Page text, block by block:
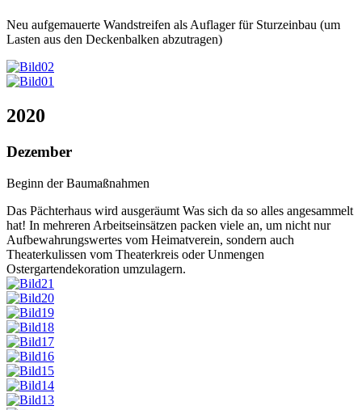
Neu aufgemauerte Wandstreifen als Auflager für Sturzeinbau (um
Lasten aus den Deckenbalken abzutragen)
2020
Dezember
Beginn der Baumaßnahmen
Das Pächterhaus wird ausgeräumt Was sich da so alles angesammelt
hat! In mehreren Arbeitseinsätzen packen viele an, um nicht nur
Aufbewahrungswertes vom Heimatverein, sondern auch
Theaterkulissen vom Theaterkreis oder Unmengen
Ostergartendekoration umzulagern.